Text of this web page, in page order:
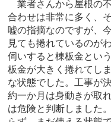
業者さんから屋根の
合わせは非常に多く、
嘘の指摘なのですが、
見ても捲れているのが
伺いすると棟板金とい
板金が大きく捲れてし
な状態でした。工事が
約一か月は身動きが取
は危険と判断しました